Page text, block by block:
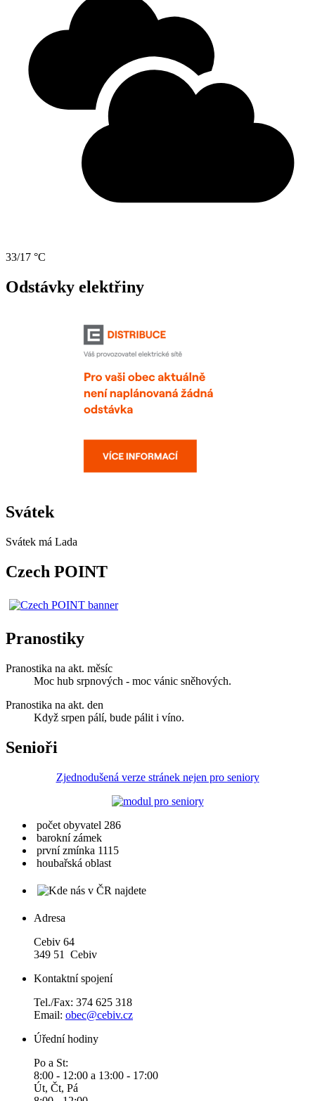
33/17 °C
Odstávky elektřiny
Svátek
Svátek má Lada
Czech POINT
Pranostiky
Pranostika na akt. měsíc
Moc hub srpnových - moc vánic sněhových.
Pranostika na akt. den
Když srpen pálí, bude pálit i víno.
Senioři
Zjednodušená verze stránek nejen pro seniory
počet obyvatel 286
barokní zámek
první zmínka 1115
houbařská oblast
Adresa
Cebiv 64
349 51 Cebiv
Kontaktní spojení
Tel./Fax: 374 625 318
Email: obec@cebiv.cz
Úřední hodiny
Po a St:
8:00 - 12:00 a 13:00 - 17:00
Út, Čt, Pá